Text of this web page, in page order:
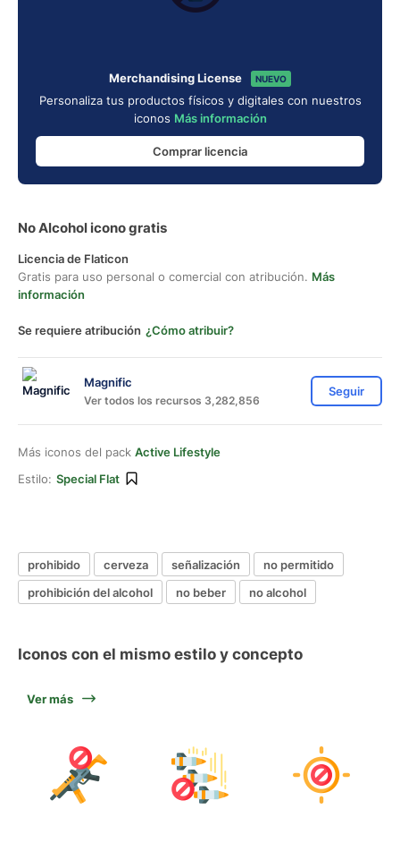
Merchandising License NUEVO
Personaliza tus productos físicos y digitales con nuestros
iconos Más información
Comprar licencia
No Alcohol icono gratis
Licencia de Flaticon
Gratis para uso personal o comercial con atribución. Más
información
Se requiere atribución ¿Cómo atribuir?
Magnific
Ver todos los recursos 3,282,856
Seguir
Más iconos del pack Active Lifestyle
Estilo: Special Flat
prohibido cerveza señalización
no permitido
prohibición del alcohol
no beber no alcohol
Iconos con el mismo estilo y concepto
Ver más